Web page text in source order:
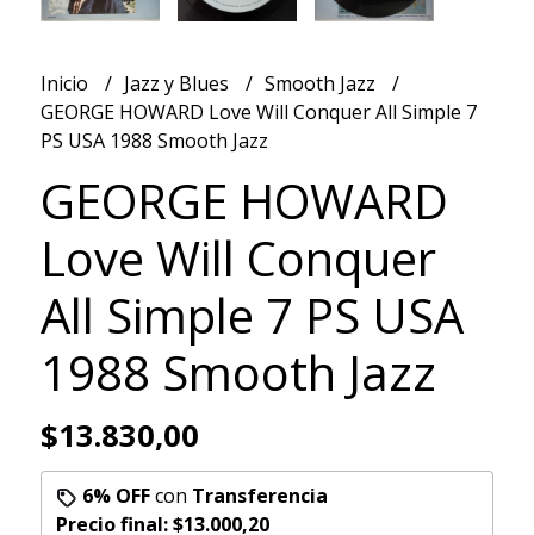
Inicio Jazz y Blues
Smooth Jazz
GEORGE HOWARD Love Will Conquer All Simple 7
PS USA 1988 Smooth Jazz
GEORGE HOWARD
Love Will Conquer
All Simple 7 PS USA
1988 Smooth Jazz
$13.830,00
6% OFFcon Transferencia
Precio final:$13.000,20